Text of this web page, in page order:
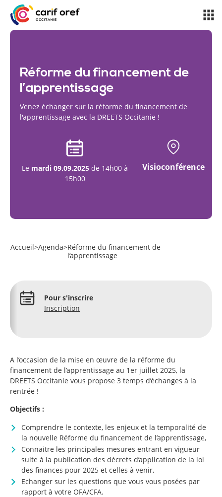
Réforme du financement de
l’apprentissage
Venez échanger sur la réforme du financement de
l'apprentissage avec la DREETS Occitanie !
Le mardi 09.09.2025 de 14h00 à
15h00
Visioconférence
Accueil>Agenda>Réforme du financement de
l’apprentissage
Pour s'inscrire
Inscription
A l’occasion de la mise en œuvre de la réforme du
financement de l’apprentissage au 1er juillet 2025, la
DREETS Occitanie vous propose 3 temps d’échanges à la
rentrée !
Objectifs :
Comprendre le contexte, les enjeux et la temporalité de
la nouvelle Réforme du financement de l’apprentissage,
Connaitre les principales mesures entrant en vigueur
suite à la publication des décrets d’application de la loi
des finances pour 2025 et celles à venir,
Echanger sur les questions que vous vous posées par
rapport à votre OFA/CFA.